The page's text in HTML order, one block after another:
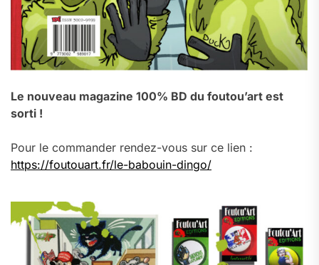
Le nouveau magazine 100% BD du foutou’art est
sorti !
Pour le commander rendez-vous sur ce lien :
https://foutouart.fr/le-babouin-dingo/